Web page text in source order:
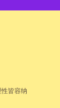
皆容纳